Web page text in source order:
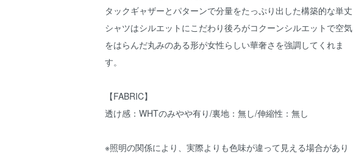
タックギャザーとパターンで分量をたっぷり出した構築的な単丈
シャツはシルエットにこだわり後ろがコクーンシルエットで空気
をはらんだ丸みのある形が女性らしい華奢さを強調してくれま
す。
【FABRIC】
透け感：WHTのみやや有り/裏地：無し/伸縮性：無し
※照明の関係により、実際よりも色味が違って見える場合があり